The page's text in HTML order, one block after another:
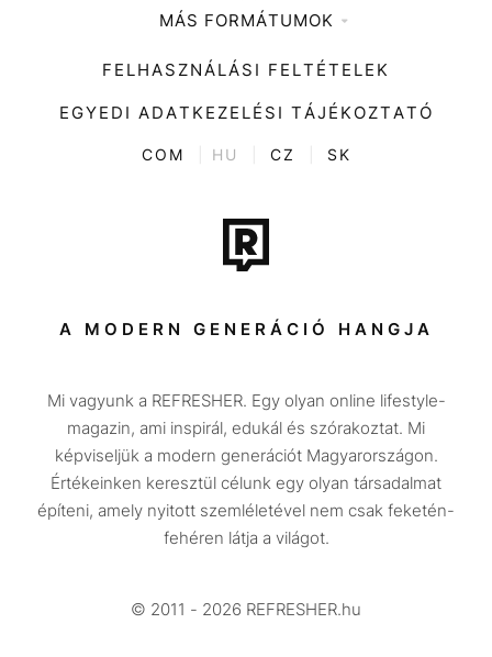
Zene
Divat
Kultúra
ENTR
Tech-Tudomány
Sport
Társadalom
Utazás
Életmód
Design
Beszélgetések
Videó
MÁS FORMÁTUMOK
FELHASZNÁLÁSI FELTÉTELEK
EGYEDI ADATKEZELÉSI TÁJÉKOZTATÓ
COM HU CZ SK
A MODERN GENERÁCIÓ HANGJA
Mi vagyunk a REFRESHER. Egy olyan online lifestyle-
magazin, ami inspirál, edukál és szórakoztat. Mi
képviseljük a modern generációt Magyarországon.
Értékeinken keresztül célunk egy olyan társadalmat
építeni, amely nyitott szemléletével nem csak feketén-
fehéren látja a világot.
© 2011 - 2026 REFRESHER.hu